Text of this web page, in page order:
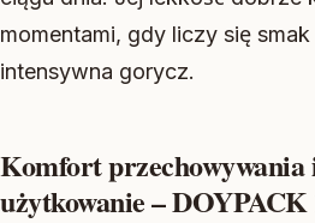
momentami, gdy liczy się
intensywna gorycz.
Komfort przechowywania
użytkowanie – DOYPACK